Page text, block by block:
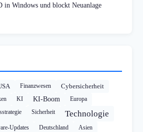
Windows und blockt Neuanlage
Finanzwesen Cybersicherheit
KI KI-Boom
Europa
Sicherheit Technologie
Updates Deutschland
Asien